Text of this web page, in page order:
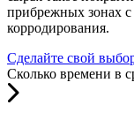
прибрежных зонах
корродирования.
Сделайте свой
Сколько времени в